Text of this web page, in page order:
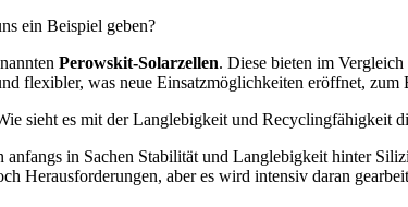
ein Beispiel geben?
Perowskit-Solarzellen. Diese bieten im
flexibler, was neue Einsatzmöglichkeiten eröffnet,
sieht es mit der Langlebigkeit und Recyclingfähigkeit
in Sachen Stabilität und Langlebigkeit hinter
Herausforderungen, aber es wird intensiv daran